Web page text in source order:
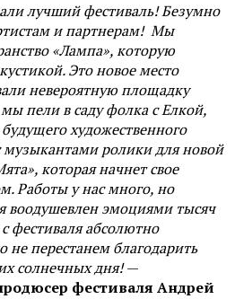
лучший фестиваль! Безумно
и партнерам! Мы
«Лампа», которую
Это новое место
невероятную площадку
пели в саду фолка с Елкой,
художественного
ролики для новой
которая начнет свое
Работы у нас много, но
воодушевлен эмоциями тысяч
фестиваля абсолютно
не перестанем благодарить
солнечных дня!—
фестиваля Андрей